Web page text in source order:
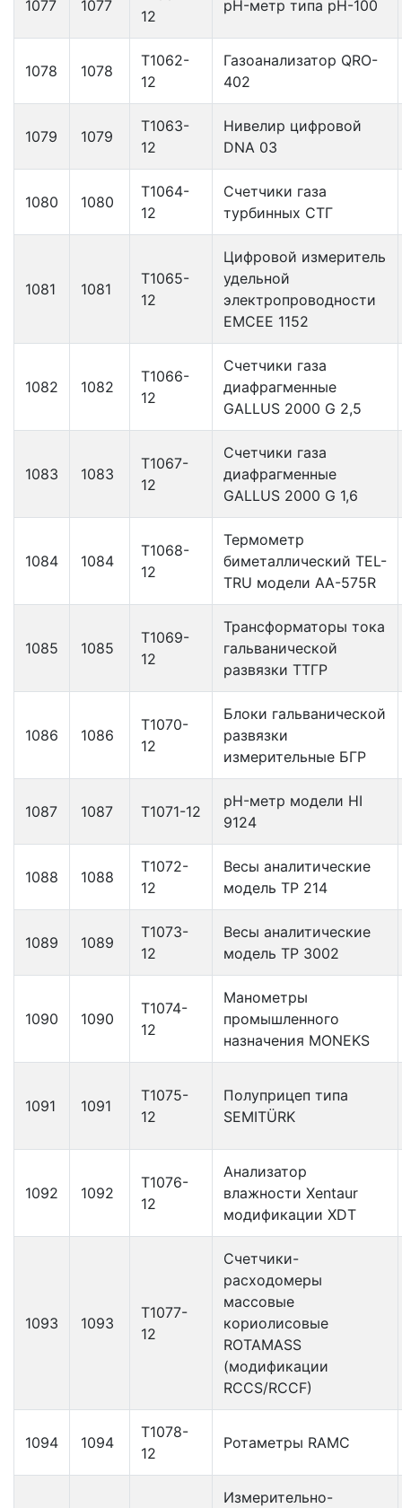
1077 1077
12
pH-метр типа pH-100
1078 1078
Т1062-
12
Газоанализатор QRO-
402
1079 1079
Т1063-
12
Нивелир цифровой
DNA 03
1080 1080
Т1064-
12
Счетчики газа
турбинных СТГ
1081 1081
Т1065-
12
Цифровой измеритель
удельной
электропроводности
ЕМСЕЕ 1152
1082 1082
Т1066-
12
Счетчики газа
диафрагменные
GALLUS 2000 G 2,5
1083 1083
Т1067-
12
Счетчики газа
диафрагменные
GALLUS 2000 G 1,6
1084 1084
Т1068-
12
Термометр
биметаллический TEL-
TRU модели AA-575R
1085 1085
Т1069-
12
Трансформаторы тока
гальванической
развязки ТТГР
1086 1086
Т1070-
12
Блоки гальванической
развязки
измерительные БГР
1087 1087 Т1071-12
pH-метр модели HI
9124
1088 1088
Т1072-
12
Весы аналитические
модель ТР 214
1089 1089
Т1073-
12
Весы аналитические
модель ТР 3002
1090 1090
Т1074-
12
Манометры
промышленного
назначения MONEKS
1091 1091
Т1075-
12
Полуприцеп типа
SEMITÜRK
1092 1092
Т1076-
12
Анализатор
влажности Xentaur
модификации XDT
1093 1093
Т1077-
12
Счетчики-
расходомеры
массовые
кориолисовые
ROTAMASS
(модификации
RCCS/RCCF)
1094 1094
Т1078-
12
Ротаметры RAMC
Измерительно-